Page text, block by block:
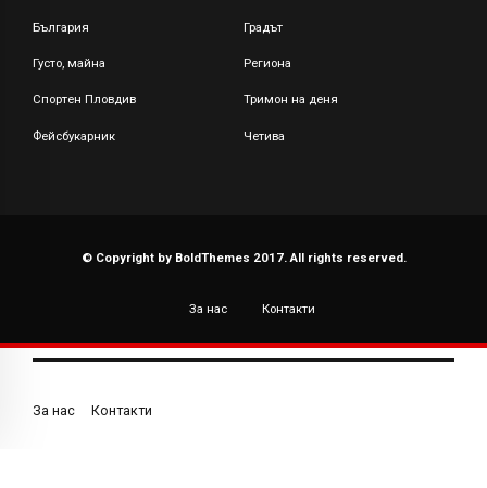
България Градът
Густо, майна Региона
Спортен Пловдив Тримон на деня
Фейсбукарник Четива
© Copyright by BoldThemes 2017. All rights reserved.
За нас Контакти
За нас Контакти